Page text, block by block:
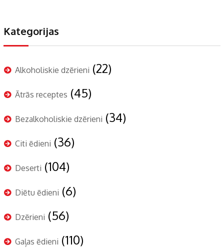
Kategorijas
Alkoholiskie dzērieni (22)
Ātrās receptes (45)
Bezalkoholiskie dzērieni (34)
Citi ēdieni (36)
Deserti (104)
Diētu ēdieni (6)
Dzērieni (56)
Gaļas ēdieni (110)